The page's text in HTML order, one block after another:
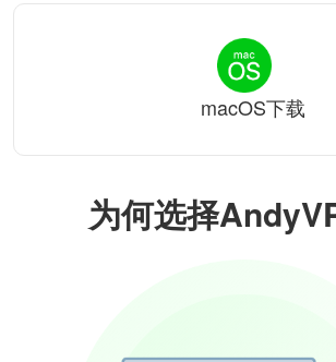
为何选择
macOS下载